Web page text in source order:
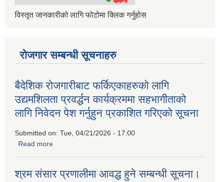
विस्तृत जानकारीको लागि फोटोमा क्लिक गर्नुहोस
रोजगार सम्बन्धी सूचनाहरु
बैदेशिक रोजगारीबाट फर्किएकाहरुको लागि
उद्यमशिलता प्रवर्द्धन कार्यक्रममा सहभागीताको
लागि निवेदन पेश गर्नुहुन प्रकाशित गरिएको सूचना
Submitted on: Tue, 04/21/2026 - 17:00
Read more
श्रम संसार प्रणालीमा आवद्ध हुने सम्बन्धी सूचना।